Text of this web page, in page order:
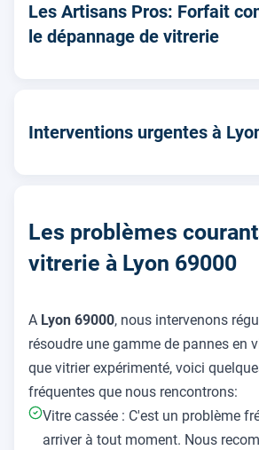
Les Artisans Pros: Forfait
le dépannage de vitrerie
Interventions urgentes à
Les problèmes
vitrerie à Lyon 69000
A Lyon 69000, nous intervenons
résoudre une gamme de pannes en
que vitrier expérimenté, voici
fréquentes que nous rencontrons:
Vitre cassée : C'est un problème
arriver à tout moment. Nous